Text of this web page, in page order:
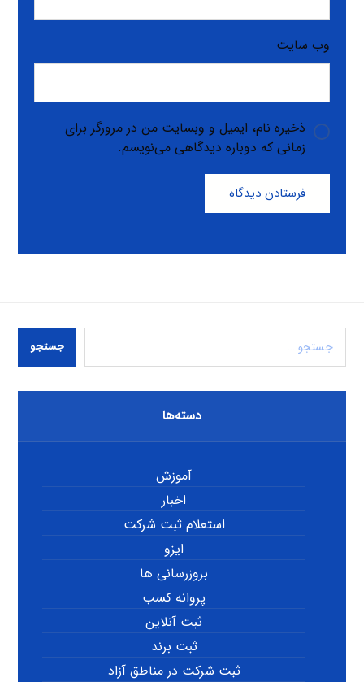
وب‌ سایت
ذخیره نام، ایمیل و وبسایت من در مرورگر برای
زمانی که دوباره دیدگاهی می‌نویسم.
فرستادن دیدگاه
جستجو
دسته‌ها
آموزش
اخبار
استعلام ثبت شرکت
ایزو
بروزرسانی ها
پروانه کسب
ثبت آنلاین
ثبت برند
ثبت شرکت در مناطق آزاد